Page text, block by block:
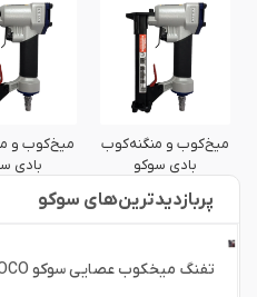
میخ‌کوب و منگنه‌کوب
بادی سوکو
میخ‌کوب و
بادی
پربازدید‌ترین‌های سوکو
تفنگ میخکوب عصایی سوکو SOCO مدل S13